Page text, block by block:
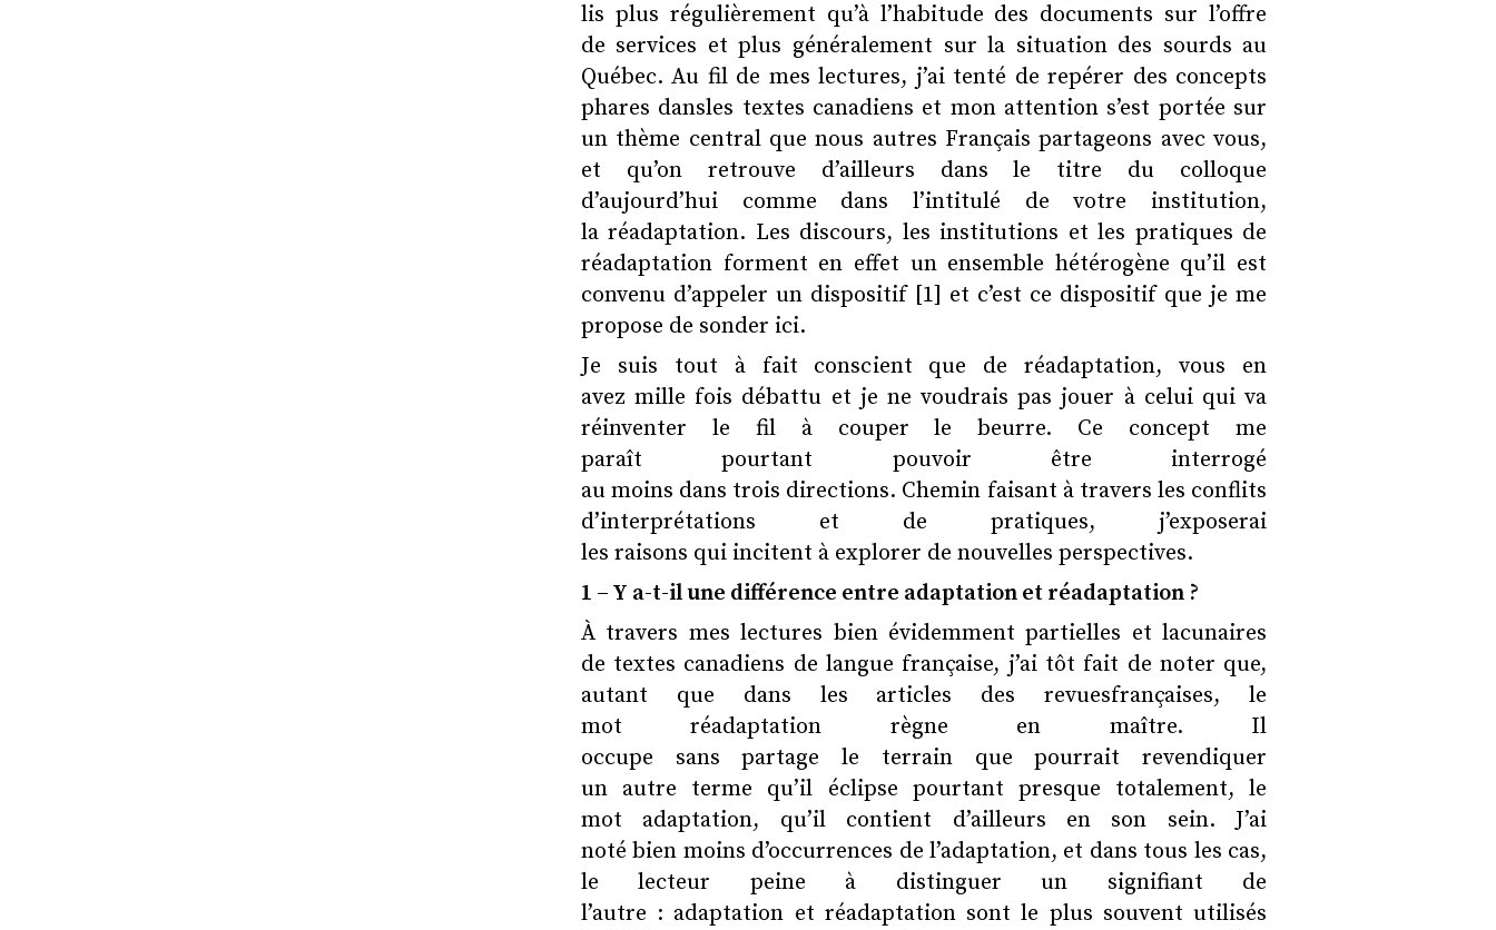
lis plus régulièrement qu’à l’habitude des documents sur l’offre
de services et plus généralement sur la situation des sourds au
Québec. Au fil de mes lectures, j’ai tenté de repérer des concepts
phares dansles textes canadiens et mon attention s’est portée sur
un thème central que nous autres Français partageons avec vous,
et qu’on retrouve d’ailleurs dans le titre du colloque
d’aujourd’hui comme dans l’intitulé de votre institution,
la réadaptation. Les discours, les institutions et les pratiques de
réadaptation forment en effet un ensemble hétérogène qu’il est
convenu d’appeler un dispositif [1] et c’est ce dispositif que je me
propose de sonder ici.
Je suis tout à fait conscient que de réadaptation, vous en
avez mille fois débattu et je ne voudrais pas jouer à celui qui va
réinventer le fil à couper le beurre. Ce concept me
paraît pourtant pouvoir être interrogé
au moins dans trois directions. Chemin faisant à travers les conflits
d’interprétations et de pratiques, j’exposerai
les raisons qui incitent à explorer de nouvelles perspectives.
1 – Y a-t-il une différence entre adaptation et réadaptation ?
À travers mes lectures bien évidemment partielles et lacunaires
de textes canadiens de langue française, j’ai tôt fait de noter que,
autant que dans les articles des revuesfrançaises, le
mot réadaptation règne en maître. Il
occupe sans partage le terrain que pourrait revendiquer
un autre terme qu’il éclipse pourtant presque totalement, le
mot adaptation, qu’il contient d’ailleurs en son sein. J’ai
noté bien moins d’occurrences de l’adaptation, et dans tous les cas,
le lecteur peine à distinguer un signifiant de
l’autre : adaptation et réadaptation sont le plus souvent utilisés